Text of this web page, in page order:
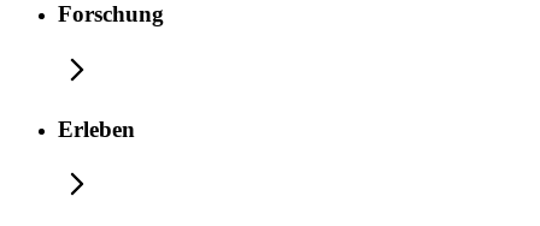
Forschung
Erleben